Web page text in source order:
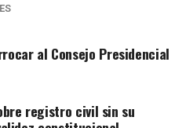
al Consejo Presidencial
registro civil sin su